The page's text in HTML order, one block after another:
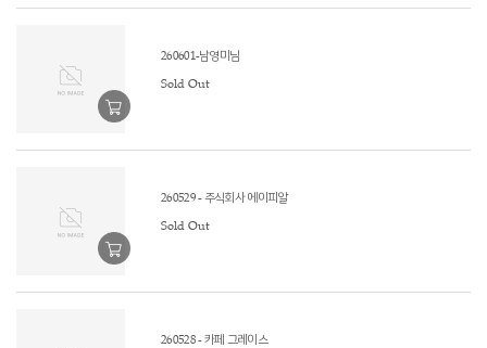
260601-남영미님
Sold Out
260529 - 주식회사 에이피알
Sold Out
260528 - 카페 그레이스